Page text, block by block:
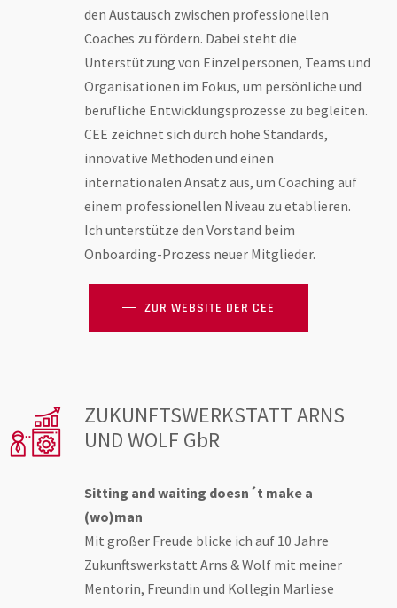
den Austausch zwischen professionellen
Coaches zu fördern. Dabei steht die
Unterstützung von Einzelpersonen, Teams und
Organisationen im Fokus, um persönliche und
berufliche Entwicklungsprozesse zu begleiten.
CEE zeichnet sich durch hohe Standards,
innovative Methoden und einen
internationalen Ansatz aus, um Coaching auf
einem professionellen Niveau zu etablieren.
Ich unterstütze den Vorstand beim
Onboarding-Prozess neuer Mitglieder.
ZUR WEBSITE DER CEE
ZUKUNFTSWERKSTATT ARNS
UND WOLF GbR
Sitting and waiting doesn´t make a
(wo)man
Mit großer Freude blicke ich auf 10 Jahre
Zukunftswerkstatt Arns & Wolf mit meiner
Mentorin, Freundin und Kollegin Marliese